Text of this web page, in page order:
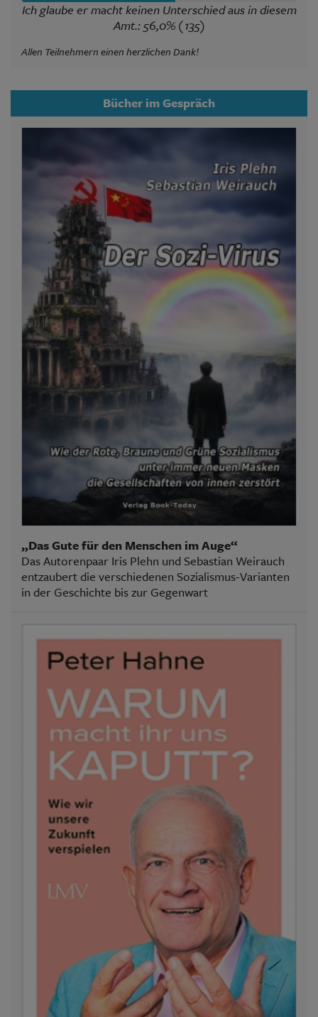
Ich glaube er macht keinen Unterschied aus in diesem
Amt.: 56,0% (135)
Allen Teilnehmern einen herzlichen Dank!
Bücher im Gespräch
„Das Gute für den Menschen im Auge“
Das Autorenpaar Iris Plehn und Sebastian Weirauch
entzaubert die verschiedenen Sozialismus-Varianten
in der Geschichte bis zur Gegenwart